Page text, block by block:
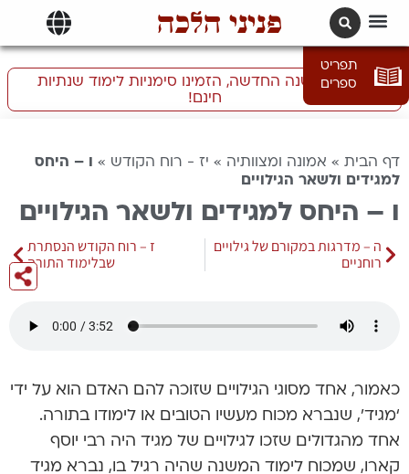
פניני הלכה
תפריט
ספרים
התכוננו לשנה החדשה, הזמינו סימניות לימוד שנתיות
חינם!
דף הבית » אמונה ומצוותיה » יז - רוח הקודש »
ו – היחס
למגידים ולשאר הגילויים
ו – היחס למגידים ולשאר הגילויים
ה – מדרגות במקורם של גילויים
רוחניים
ז – רוח הקודש הנסתרת
שבלימוד התורה
כאמור, אחד מסוגי הגילויים שזוכה להם האדם הוא על ידי
‘מגיד’, שנברא מכוח מעשיו הטובים או לימודו בתורה.
אחד מהגדולים שזכו לגילויים של מגיד היה רבי יוסף
קארו, שמכוח לימוד המשנה שהיה רגיל בו, נברא מגיד